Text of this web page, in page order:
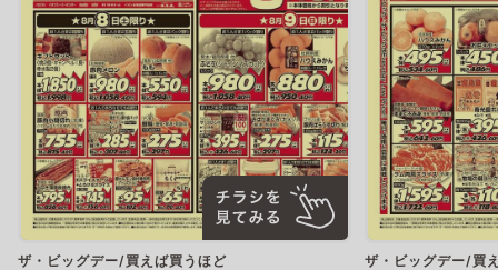
ザ・ビッグデー/買えば買うほど ザ・ビッグデー/買